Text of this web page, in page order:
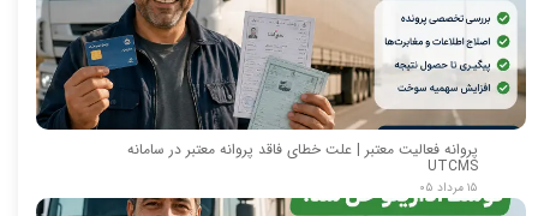
پروانه فعالیت معتبر | علت خطای فاقد پروانه معتبر در سامانه
UTCMS
۱۵ مرداد ۰۵